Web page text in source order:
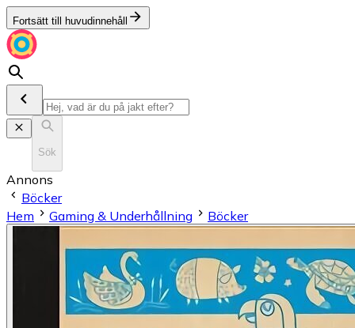
Fortsätt till huvudinnehåll
Sök
Annons
Böcker
Hem
Gaming & Underhållning Böcker